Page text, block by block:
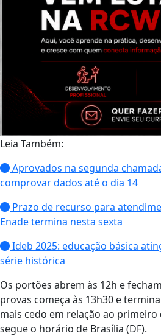
Leia Também:
Aprovados na segunda
comprovar dados até o dia 14
Prazo de recurso para
Enade termina nesta sexta
Ideb 2025: educação básica
série histórica
Os portões abrem às 12h e
provas começa às 13h30 e
mais cedo em relação ao primeiro
segue o horário de Brasília (DF).